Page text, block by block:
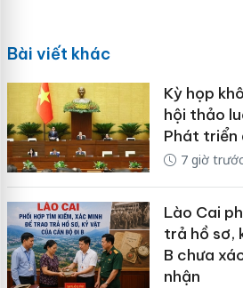
Bài viết khác
Kỳ họp
hội thảo
Phát triển
7 giờ
Lào Cai
trả hồ sơ,
B chưa
nhận